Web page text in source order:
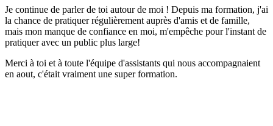
Je continue de parler de toi autour de moi ! Depuis ma formation, j'ai
la chance de pratiquer régulièrement auprès d'amis et de famille,
mais mon manque de confiance en moi, m'empêche pour l'instant de
pratiquer avec un public plus large!
Merci à toi et à toute l'équipe d'assistants qui nous accompagnaient
en aout, c'était vraiment une super formation.